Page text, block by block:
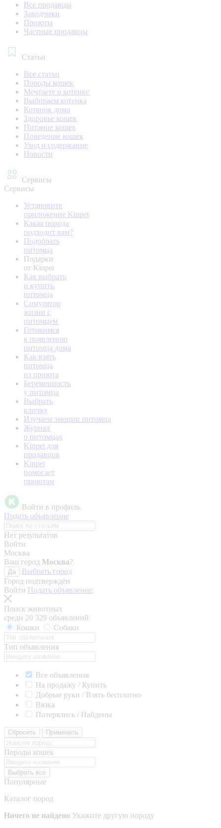
Все продавцы
Заводчики
Приюты
Частные продавцы
Статьи
Все статьи
Породы кошек
Мечтаете о котенке
Выбираем котенка
Котенок дома
Здоровье кошек
Питание кошек
Поведение кошек
Уход и содержание
Новости
Сервисы
Сервисы
Установите
приложение Kinpet
Какая порода
подходит вам?
Подобрать
питомца
Подарки
от Kinpet
Как выбрать
и купить
питомца
Симулятор
жизни с
питомцем
Готовимся
к появлению
питомца дома
Как взять
питомца
из приюта
Беременность
у питомца
Выбрать
кличку
Изучаем эмоции питомца
Журнал
о питомцах
Kinpet для
продавцов
Kinpet
помогает
приютам
Войти в профиль
Подать объявление
Нет результатов
Войти
Москва
Ваш город Москва?
Да
Выбрать город
Город подтверждён
Войти Подать объявление
Поиск животных
среди 20 329 объявлений
Кошки
Собаки
Тип объявления
Все объявления
На продажу / Купить
Добрые руки / Взять бесплатно
Вязка
Потерялись / Найдены
Сбросить Применить
Породы кошек
Выбрать все
Популярные
Каталог пород
Ничего не найдено Укажите другую породу